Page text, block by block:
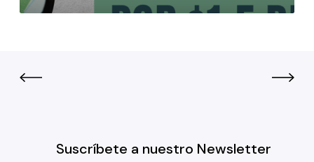
Suscríbete a nuestro Newsletter